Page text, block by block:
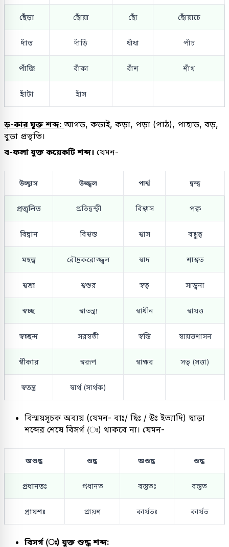
ছেঁড়া ছোঁয়া ছোঁ ছোঁয়াচে
দাঁত দাঁড়ি ধাঁধা পাঁচ
পাঁজি বাঁকা বাঁশ শাঁখ
হাঁটা হাঁস
ড়-কার যুক্ত শব্দ: আগড়, কড়াই, কড়া, পড়া (পাঠ), পাহাড়, বড়,
বুড়া প্রভৃতি।
ব-ফলা যুক্ত কয়েকটি শব্দ। যেমন-
উচ্ছ্বাস উজ্জ্বল পার্শ্ব দ্বন্দ্ব
প্রজ্বলিত প্রতিদ্বন্দ্বী বিশ্বাস পক্ব
বিদ্বান বিশ্বস্ত শ্বাস বন্ধুত্ব
মহত্ত্ব রৌদ্রকরোজ্জ্বল স্বাদ শাশ্বত
শ্বশ্রূ শ্বশুর স্বত্ব সান্ত্বনা
স্বচ্ছ স্বাতন্ত্র্য স্বাধীন স্বায়ত্ত
স্বচ্ছন্দ সরস্বতী স্বস্তি স্বায়ত্তশাসন
স্বীকার স্বরূপ স্বাক্ষর সত্ব (সত্তা)
স্বতন্ত্র স্বার্থ (সার্থক)
বিস্ময়সূচক অব্যয় (যেমন- বাঃ/ ছিঃ / উঃ ইত্যাদি) ছাড়া
শব্দের শেষে বিসর্গ (ঃ) থাকবে না। যেমন-
অশুদ্ধ শুদ্ধ অশুদ্ধ শুদ্ধ
প্রধানতঃ প্রধানত বস্তুতঃ বস্তুত
প্রায়শঃ প্রায়শ কার্যতঃ কার্যত
বিসর্গ (ঃ) যুক্ত শুদ্ধ শব্দ: